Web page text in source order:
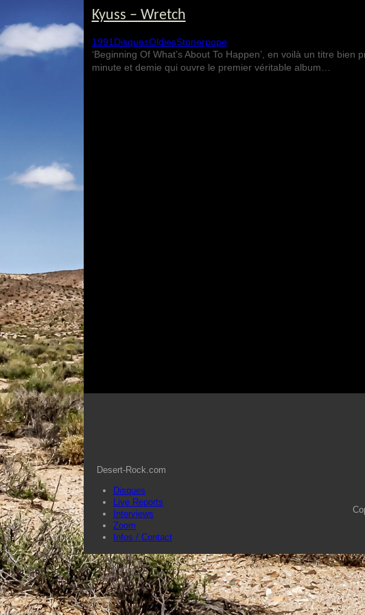
Kyuss – Wretch
1991 DisquesOldiesStonerpope
‘Beginning Of What’s About To Happen’, en voilà un titre
minute et demie qui ouvre le premier véritable album…
Desert-Rock.com
Disques
Live Reports
Interviews
Zoom
Infos / Contact